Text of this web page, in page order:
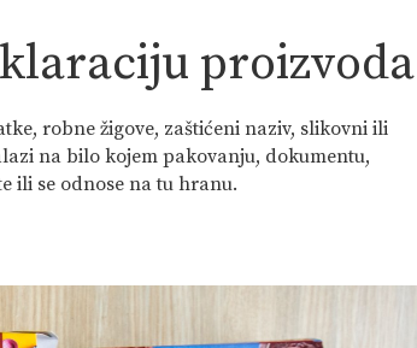
proizvoda
robne žigove, zaštićeni naziv, slikovni ili
na bilo kojem pakovanju, dokumentu,
ili se odnose na tu hranu.